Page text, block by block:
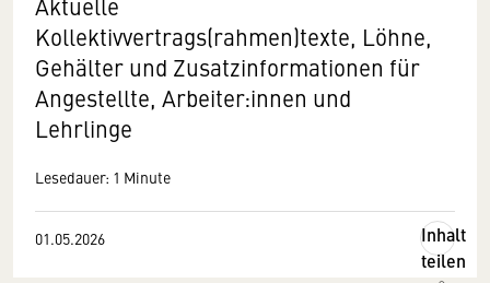
Kollektivvertrags(rahmen)texte, Löhne,
Gehälter und Zusatzinformationen für
Angestellte, Arbeiter:innen und
Lehrlinge
Lesedauer: 1 Minute
01.05.2026
Inhalt
teilen